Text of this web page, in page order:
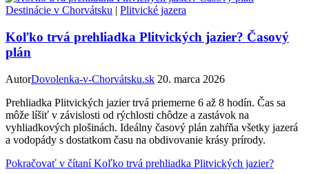
Destinácie v Chorvátsku | Plitvické jazera
Koľko trvá prehliadka Plitvických jazier? Časový
plán
AutorDovolenka-v-Chorvátsku.sk 20. marca 2026
Prehliadka Plitvických jazier trvá priemerne 6 až 8 hodín. Čas sa
môže líšiť v závislosti od rýchlosti chôdze a zastávok na
vyhliadkových plošinách. Ideálny časový plán zahŕňa všetky jazerá
a vodopády s dostatkom času na obdivovanie krásy prírody.
Pokračovať v čítaníKoľko trvá prehliadka Plitvických jazier?